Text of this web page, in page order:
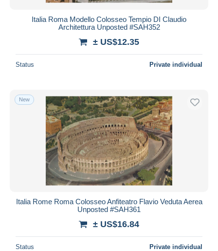
Italia Roma Modello Colosseo Tempio DI Claudio
Architettura Unposted #SAH352
± US$12.35
Status Private individual
New
Italia Rome Roma Colosseo Anfiteatro Flavio Veduta Aerea
Unposted #SAH361
± US$16.84
Status Private individual